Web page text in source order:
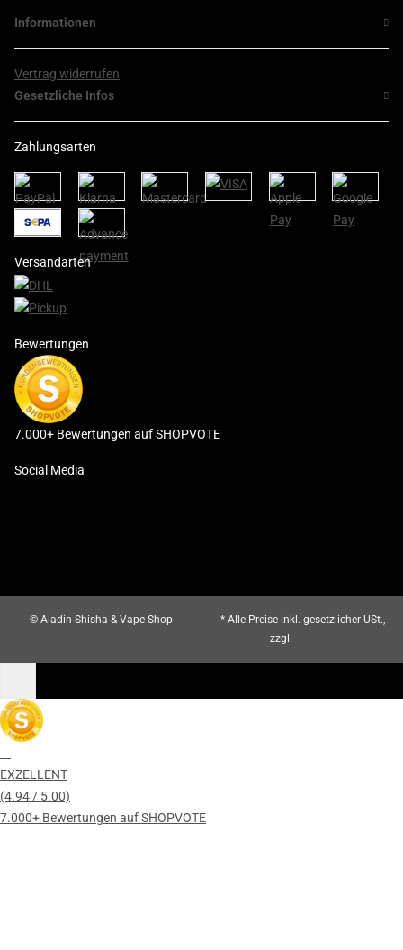
Informationen
Vertrag widerrufen
Gesetzliche Infos
Zahlungsarten
Versandarten
Bewertungen
7.000+ Bewertungen auf SHOPVOTE
Social Media
© Aladin Shisha & Vape Shop
* Alle Preise inkl. gesetzlicher USt.,
zzgl.
EXZELLENT
(4.94 / 5.00)
7.000+ Bewertungen auf SHOPVOTE